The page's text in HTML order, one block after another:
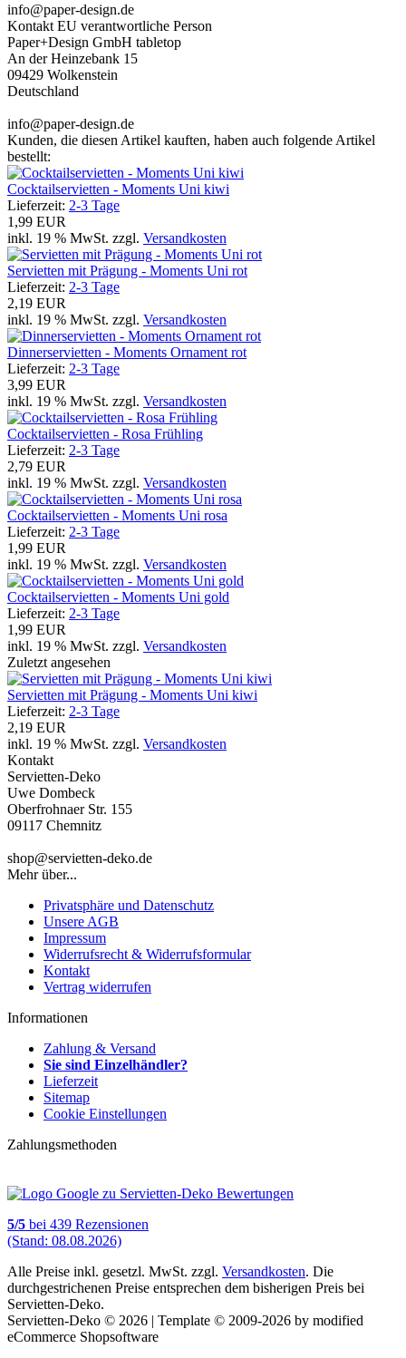
info@paper-design.de
Kontakt EU verantwortliche Person
Paper+Design GmbH tabletop
An der Heinzebank 15
09429 Wolkenstein
Deutschland
info@paper-design.de
Kunden, die diesen Artikel kauften, haben auch folgende Artikel
bestellt:
Cocktailservietten - Moments Uni kiwi
Lieferzeit: 2-3 Tage
1,99 EUR
inkl. 19 % MwSt. zzgl. Versandkosten
Servietten mit Prägung - Moments Uni rot
Lieferzeit: 2-3 Tage
2,19 EUR
inkl. 19 % MwSt. zzgl. Versandkosten
Dinnerservietten - Moments Ornament rot
Lieferzeit: 2-3 Tage
3,99 EUR
inkl. 19 % MwSt. zzgl. Versandkosten
Cocktailservietten - Rosa Frühling
Lieferzeit: 2-3 Tage
2,79 EUR
inkl. 19 % MwSt. zzgl. Versandkosten
Cocktailservietten - Moments Uni rosa
Lieferzeit: 2-3 Tage
1,99 EUR
inkl. 19 % MwSt. zzgl. Versandkosten
Cocktailservietten - Moments Uni gold
Lieferzeit: 2-3 Tage
1,99 EUR
inkl. 19 % MwSt. zzgl. Versandkosten
Zuletzt angesehen
Servietten mit Prägung - Moments Uni kiwi
Lieferzeit: 2-3 Tage
2,19 EUR
inkl. 19 % MwSt. zzgl. Versandkosten
Kontakt
Servietten-Deko
Uwe Dombeck
Oberfrohnaer Str. 155
09117 Chemnitz
shop@servietten-deko.de
Mehr über...
Privatsphäre und Datenschutz
Unsere AGB
Impressum
Widerrufsrecht & Widerrufsformular
Kontakt
Vertrag widerrufen
Informationen
Zahlung & Versand
Sie sind Einzelhändler?
Lieferzeit
Sitemap
Cookie Einstellungen
Zahlungsmethoden
5/5 bei 439 Rezensionen
(Stand: 08.08.2026)
Alle Preise inkl. gesetzl. MwSt. zzgl. Versandkosten. Die
durchgestrichenen Preise entsprechen dem bisherigen Preis bei
Servietten-Deko.
Servietten-Deko © 2026 | Template © 2009-2026 by modified
eCommerce Shopsoftware